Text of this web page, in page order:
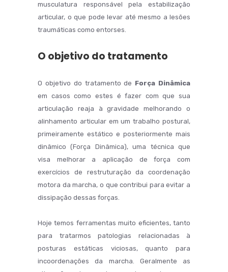
musculatura responsável pela estabilização
articular, o que pode levar até mesmo a lesões
traumáticas como entorses.
O objetivo do tratamento
O objetivo do tratamento de Força Dinâmica
em casos como estes é fazer com que sua
articulação reaja à gravidade melhorando o
alinhamento articular em um trabalho postural,
primeiramente estático e posteriormente mais
dinâmico (Força Dinâmica), uma técnica que
visa melhorar a aplicação de força com
exercícios de restruturação da coordenação
motora da marcha, o que contribui para evitar a
dissipação dessas forças.
Hoje temos ferramentas muito eficientes, tanto
para tratarmos patologias relacionadas à
posturas estáticas viciosas, quanto para
incoordenações da marcha. Geralmente as